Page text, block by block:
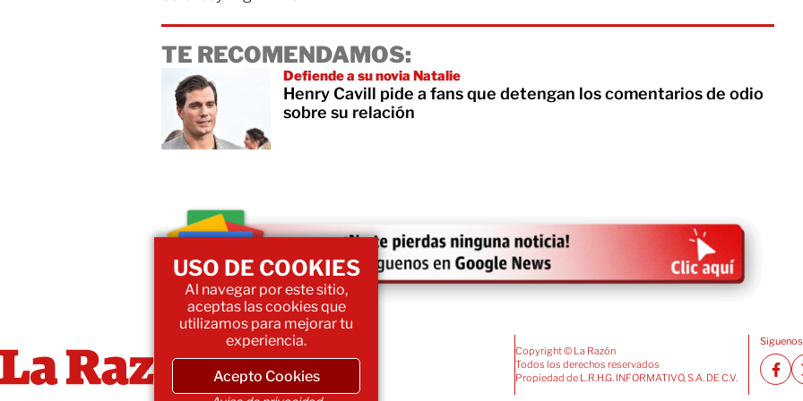
TE RECOMENDAMOS:
Defiende a su novia Natalie
Henry Cavill pide a fans que detengan los comentarios de odio
sobre su relación
Copyright © La Razón
Todos los derechos reservados
Propiedad de L.R.H.G. INFORMATIVO, S.A. DE C.V.
USO DE COOKIES
Al navegar por este sitio,
aceptas las cookies que
utilizamos para mejorar tu
experiencia.
Acepto Cookies